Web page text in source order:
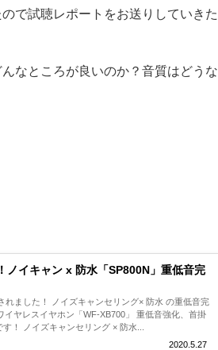
で試聴レポートをお送りしていきた
なところが良いのか？音質はどうな
ノイキャン x 防水「SP800N」重低音完
2020.5.27
ました！ ノイズキャンセリング× 防水 の重低音完
ヤレスイヤホン「WF-XB700」 重低音強化、首掛
！ ノイズキャンセリング × 防水...